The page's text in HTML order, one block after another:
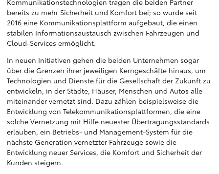
Kommunikationstechnologien tragen die beiden Partner
bereits zu mehr Sicherheit und Komfort bei; so wurde seit
2016 eine Kommunikationsplattform aufgebaut, die einen
stabilen Informationsaustausch zwischen Fahrzeugen und
Cloud-Services ermöglicht.
In neuen Initiativen gehen die beiden Unternehmen sogar
über die Grenzen ihrer jeweiligen Kerngeschäfte hinaus, um
Technologien und Dienste für die Gesellschaft der Zukunft zu
entwickeln, in der Städte, Häuser, Menschen und Autos alle
miteinander vernetzt sind. Dazu zählen beispielsweise die
Entwicklung von Telekommunikationsplattformen, die eine
solche Vernetzung mit Hilfe neuester Übertragungsstandards
erlauben, ein Betriebs- und Management-System für die
nächste Generation vernetzter Fahrzeuge sowie die
Entwicklung neuer Services, die Komfort und Sicherheit der
Kunden steigern.